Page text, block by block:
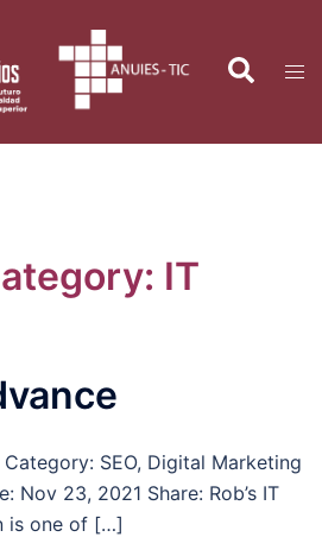
Search
IT
Category: SEO, Digital Marketing
Nov 23, 2021 Share: Rob’s IT
is one of […]